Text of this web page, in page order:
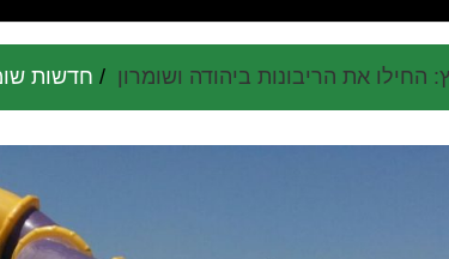
חדשות החילו את הריבונות ביהודה ושומרון